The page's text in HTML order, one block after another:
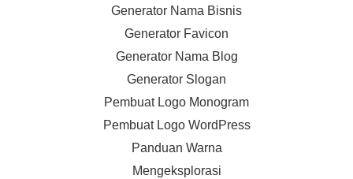
Generator Nama Bisnis
Generator Favicon
Generator Nama Blog
Generator Slogan
Pembuat Logo Monogram
Pembuat Logo WordPress
Panduan Warna
Mengeksplorasi